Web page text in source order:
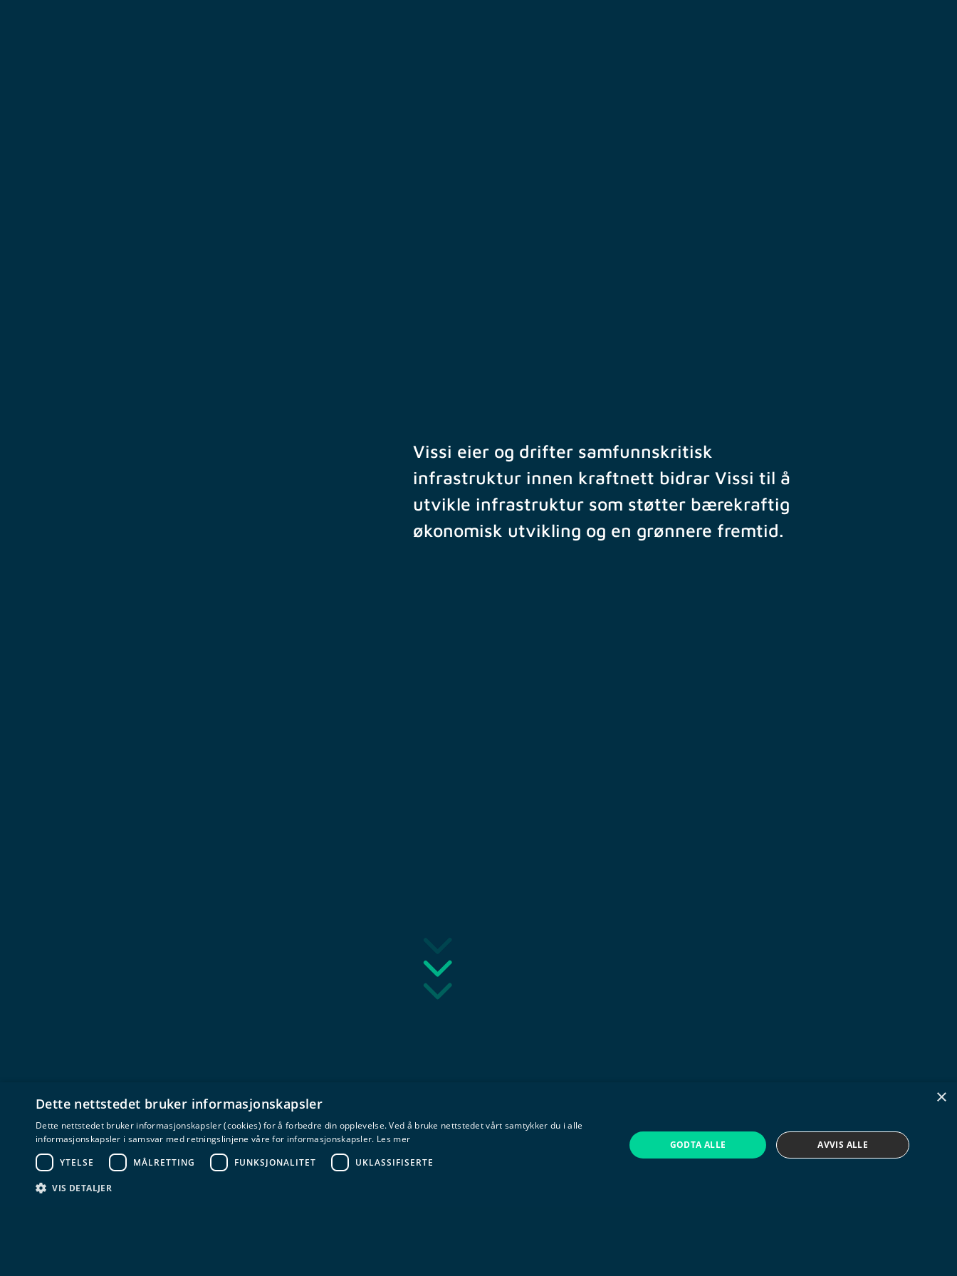
Vissi eier og drifter samfunnskritisk
infrastruktur innen kraftnett bidrar Vissi til å
utvikle infrastruktur som støtter bærekraftig
økonomisk utvikling og en grønnere fremtid.
Chatbot
×
Dette nettstedet bruker informasjonskapsler
Dette nettstedet bruker informasjonskapsler (cookies) for å forbedre din opplevelse. Ved å bruke nettstedet vårt samtykker du i alle
informasjonskapsler i samsvar med retningslinjene våre for informasjonskapsler. Les mer
YTELSE
MÅLRETTING FUNKSJONALITET UKLASSIFISERTE
VIS DETALJER
GODTA ALLE AVVIS ALLE